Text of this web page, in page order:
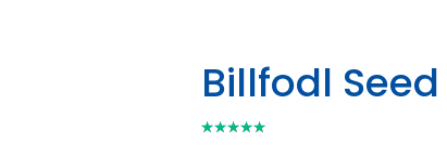
Billfodl
⭑⭑⭑⭑⭑
⭑⭑⭑⭑⭑